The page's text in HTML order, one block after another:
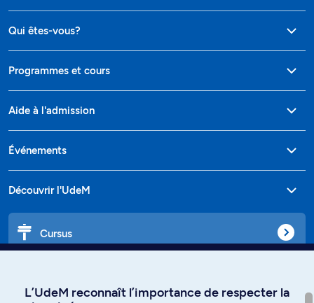
Qui êtes-vous?
Programmes et cours
Aide à l'admission
Événements
Découvrir l'UdeM
Cursus
L’UdeM reconnaît l’importance de respecter la